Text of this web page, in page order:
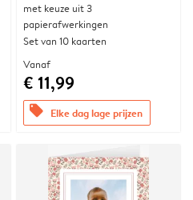
met keuze uit 3
papierafwerkingen
Set van 10 kaarten
Vanaf
€ 11,99
offers Elke dag lage prijzen